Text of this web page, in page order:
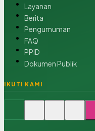
Layanan
Berita
Pengumuman
FAQ
PPID
Dokumen Publik
IKUTI KAMI